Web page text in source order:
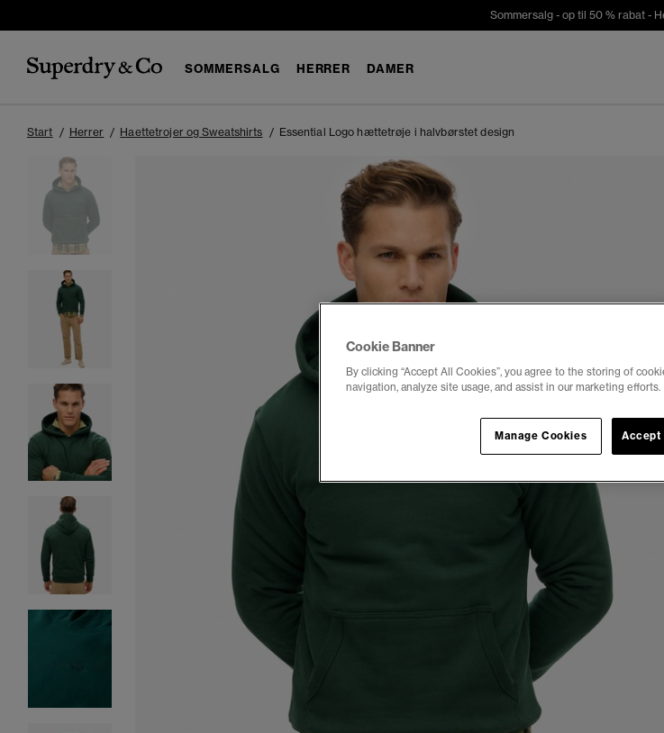
Sommersalg - op til 50 % rabat -
SOMMERSALG HERRER DAMER
Start Herrer Haettetrojer og Sweatshirts Essential Logo hættetrøje i halvbørstet design
Cookie Banner
By clicking “Accept All Cookies”, you agree to the storing of
navigation, analyze site usage, and assist in our marketing efforts.
Accept
Manage Cookies